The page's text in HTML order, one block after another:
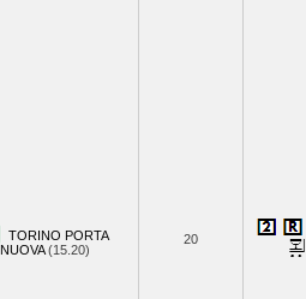
TORINO PORTA
NUOVA(15.20)
20